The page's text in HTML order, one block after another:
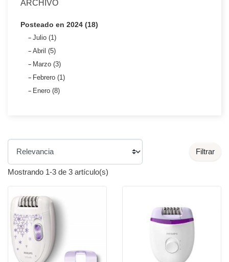
ARCHIVO
Posteado en 2024 (18)
Julio (1)
Abril (5)
Marzo (3)
Febrero (1)
Enero (8)
Filtrar
Mostrando 1-3 de 3 artículo(s)